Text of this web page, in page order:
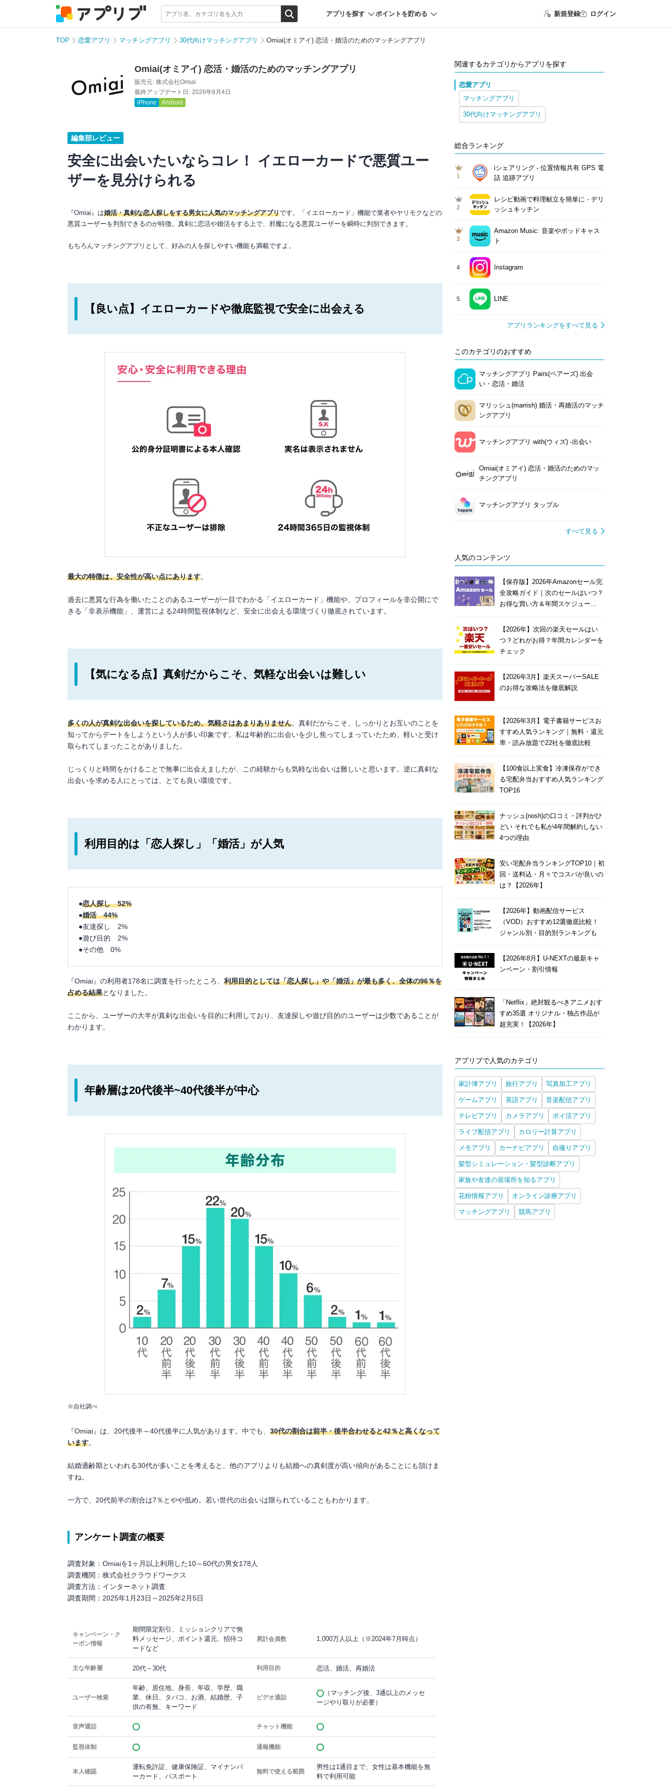
アプリを探す ポイントを貯める 新規登録 ログイン
TOP 恋愛アプリ マッチングアプリ 30代向けマッチングアプリ Omiai(オミアイ) 恋活・婚活のためのマッチングアプリ
Omiai(オミアイ) 恋活・婚活のためのマッチングアプリ
販売元: 株式会社Omiai
最終アップデート日: 2026年8月4日
iPhone
Android
編集部レビュー
安全に出会いたいならコレ！ イエローカードで悪質ユー
ザーを見分けられる
『Omiai』は婚活・真剣な恋人探しをする男女に人気のマッチングアプリです。「イエローカード」機能で業者やヤリモクなどの
悪質ユーザーを判別できるのが特徴。真剣に恋活や婚活をする上で、邪魔になる悪質ユーザーを瞬時に判別できます。
もちろんマッチングアプリとして、好みの人を探しやすい機能も満載ですよ。
【良い点】イエローカードや徹底監視で安全に出会える
最大の特徴は、安全性が高い点にあります。
過去に悪質な行為を働いたことのあるユーザーが一目でわかる「イエローカード」機能や、プロフィールを非公開にで
きる「非表示機能」、運営による24時間監視体制など、安全に出会える環境づくり徹底されています。
【気になる点】真剣だからこそ、気軽な出会いは難しい
多くの人が真剣な出会いを探しているため、気軽さはあまりありません。真剣だからこそ、しっかりとお互いのことを
知ってからデートをしようという人が多い印象です。私は年齢的に出会いを少し焦ってしまっていたため、軽いと受け
取られてしまったことがありました。
じっくりと時間をかけることで無事に出会えましたが、この経験からも気軽な出会いは難しいと思います。逆に真剣な
出会いを求める人にとっては、とても良い環境です。
利用目的は「恋人探し」「婚活」が人気
●恋人探し 52%
●婚活 44%
●友達探し 2%
●遊び目的 2%
●その他 0%
『Omiai』の利用者178名に調査を行ったところ、利用目的としては「恋人探し」や「婚活」が最も多く、全体の96％を
占める結果となりました。
ここから、ユーザーの大半が真剣な出会いを目的に利用しており、友達探しや遊び目的のユーザーは少数であることが
わかります。
年齢層は20代後半~40代後半が中心
※自社調べ
『Omiai』は、20代後半～40代後半に人気があります。中でも、30代の割合は前半・後半合わせると42％と高くなって
います。
結婚適齢期といわれる30代が多いことを考えると、他のアプリよりも結婚への真剣度が高い傾向があることにも頷けま
すね。
一方で、20代前半の割合は7％とやや低め。若い世代の出会いは限られていることもわかります。
アンケート調査の概要
調査対象：Omiaiを1ヶ月以上利用した10～60代の男女178人
調査機関：株式会社クラウドワークス
調査方法：インターネット調査
調査期間：2025年1月23日～2025年2月5日
キャンペーン・ク
ーポン情報
期間限定割引、ミッションクリアで無
料メッセージ、ポイント還元、招待コ
ードなど
累計会員数 1,000万人以上（※2024年7月時点）
主な年齢層 20代～30代 利用目的 恋活、婚活、再婚活
ユーザー検索
年齢、居住地、身長、年収、学歴、職
業、休日、タバコ、お酒、結婚歴、子
供の有無、キーワード
ビデオ通話
（マッチング後、3通以上のメッセ
ージやり取りが必要）
音声通話 チャット機能
監視体制 通報機能
本人確認
運転免許証、健康保険証、マイナンバ
ーカード、パスポート
無料で使える範囲
男性は1通目まで、女性は基本機能を無
料で利用可能
関連するカテゴリからアプリを探す
恋愛アプリ
マッチングアプリ
30代向けマッチングアプリ
総合ランキング
1
iシェアリング - 位置情報共有 GPS 電
話 追跡アプリ
2
レシピ動画で料理献立を簡単‪に - デリ
ッシュキッチン
3
Amazon Music: 音楽やポッドキャス
ト
4 Instagram
5 LINE
アプリランキングをすべて見る
このカテゴリのおすすめ
マッチングアプリ Pairs(ペアーズ) 出会
い・恋活・婚活
マリッシュ(marrish) 婚活・再婚活のマッチ
ングアプリ
マッチングアプリ with(ウィズ) -出会い
Omiai(オミアイ) 恋活・婚活のためのマッ
チングアプリ
マッチングアプリ タップル
すべて見る
人気のコンテンツ
【保存版】2026年Amazonセール完
全攻略ガイド｜次のセールはいつ？
お得な買い方＆年間スケジュー...
【2026年】次回の楽天セールはい
つ？どれがお得？年間カレンダーを
チェック
【2026年3月】楽天スーパーSALE
のお得な攻略法を徹底解説
【2026年3月】電子書籍サービスお
すすめ人気ランキング｜無料・還元
率・読み放題で22社を徹底比較
【100食以上実食】冷凍保存ができ
る宅配弁当おすすめ人気ランキング
TOP16
ナッシュ(nosh)の口コミ・評判がひ
どい それでも私が4年間解約しない
4つの理由
安い宅配弁当ランキングTOP10｜初
回・送料込・月々でコスパが良いの
は？【2026年】
【2026年】動画配信サービス
（VOD）おすすめ12選徹底比較！
ジャンル別・目的別ランキングも
【2026年8月】U-NEXTの最新キャ
ンペーン・割引情報
「Netflix」絶対観るべきアニメおす
すめ35選 オリジナル・独占作品が
超充実！【2026年】
アプリブで人気のカテゴリ
家計簿アプリ 旅行アプリ 写真加工アプリ
ゲームアプリ 英語アプリ 音楽配信アプリ
テレビアプリ カメラアプリ ポイ活アプリ
ライブ配信アプリ カロリー計算アプリ
メモアプリ カーナビアプリ 自撮りアプリ
髪型シミュレーション・髪型診断アプリ
家族や友達の居場所を知るアプリ
花粉情報アプリ オンライン診療アプリ
マッチングアプリ 競馬アプリ